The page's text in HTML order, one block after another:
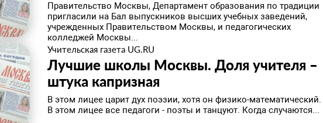
Правительство Москвы, Департамент образования по традиции
пригласили на Бал выпускников высших учебных заведений,
учрежденных Правительством Москвы, и педагогических
колледжей Москвы...
Учительская газета UG.RU
Лучшие школы Москвы. Доля учителя –
штука капризная
В этом лицее царит дух поэзии, хотя он физико-математический.
В этом лицее все педагоги - поэты и танцуют. Когда случаются...